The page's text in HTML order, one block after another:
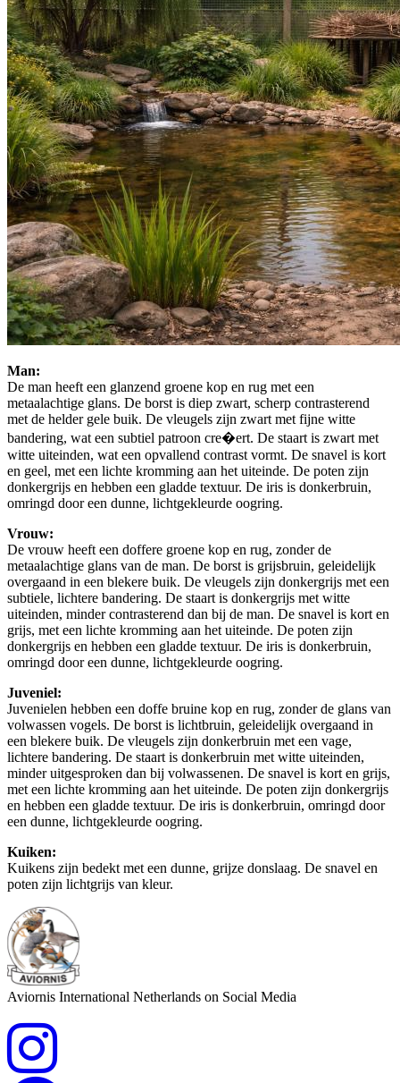
Man:
De man heeft een glanzend groene kop en rug met een
metaalachtige glans. De borst is diep zwart, scherp contrasterend
met de helder gele buik. De vleugels zijn zwart met fijne witte
bandering, wat een subtiel patroon cre�ert. De staart is zwart met
witte uiteinden, wat een opvallend contrast vormt. De snavel is kort
en geel, met een lichte kromming aan het uiteinde. De poten zijn
donkergrijs en hebben een gladde textuur. De iris is donkerbruin,
omringd door een dunne, lichtgekleurde oogring.
Vrouw:
De vrouw heeft een doffere groene kop en rug, zonder de
metaalachtige glans van de man. De borst is grijsbruin, geleidelijk
overgaand in een blekere buik. De vleugels zijn donkergrijs met een
subtiele, lichtere bandering. De staart is donkergrijs met witte
uiteinden, minder contrasterend dan bij de man. De snavel is kort en
grijs, met een lichte kromming aan het uiteinde. De poten zijn
donkergrijs en hebben een gladde textuur. De iris is donkerbruin,
omringd door een dunne, lichtgekleurde oogring.
Juveniel:
Juvenielen hebben een doffe bruine kop en rug, zonder de glans van
volwassen vogels. De borst is lichtbruin, geleidelijk overgaand in
een blekere buik. De vleugels zijn donkerbruin met een vage,
lichtere bandering. De staart is donkerbruin met witte uiteinden,
minder uitgesproken dan bij volwassenen. De snavel is kort en grijs,
met een lichte kromming aan het uiteinde. De poten zijn donkergrijs
en hebben een gladde textuur. De iris is donkerbruin, omringd door
een dunne, lichtgekleurde oogring.
Kuiken:
Kuikens zijn bedekt met een dunne, grijze donslaag. De snavel en
poten zijn lichtgrijs van kleur.
Aviornis International Netherlands on Social Media